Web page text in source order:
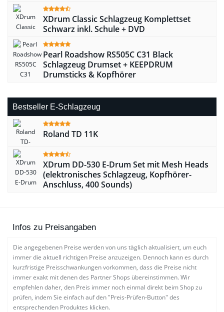
XDrum Classic Schlagzeug Komplettset
Schwarz inkl. Schule + DVD
Pearl Roadshow RS505C C31 Black
Schlagzeug Drumset + KEEPDRUM
Drumsticks & Kopfhörer
Bestseller E-Schlagzeug
Roland TD 11K
XDrum DD-530 E-Drum Set mit Mesh Heads
(elektronisches Schlagzeug, Kopfhörer-
Anschluss, 400 Sounds)
Infos zu Preisangaben
Die angegebenen Preise werden von uns täglich aktualisiert, um euch
immer die aktuell richtigen Preise anzuzeigen. Dennoch kann es durch
kurzfristige Preisschwankungen vorkommen, dass die Preise nicht
immer exakt mit denen des Partner Shops übereinstimmen. Wir
empfehlen daher, den Preis immer noch einmal direkt beim Shop zu
prüfen, indem Sie einfach auf den "Preis-Prüfen-Button" des
entsprechenden Produktes klicken.